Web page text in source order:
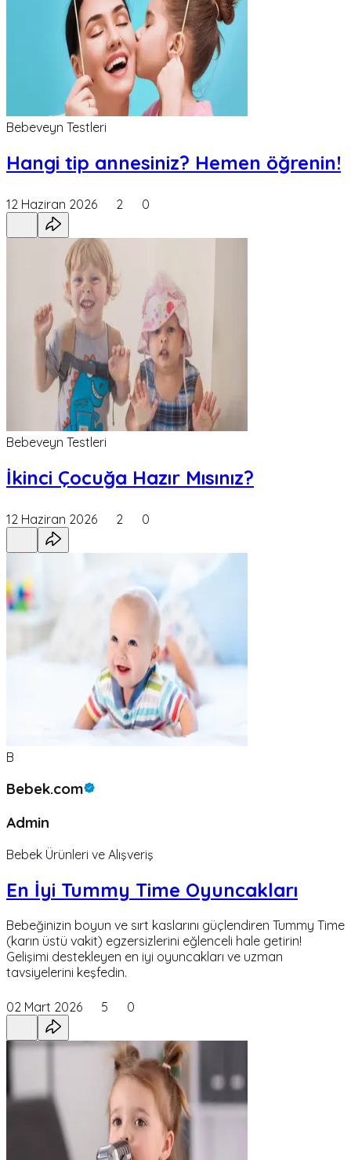
Bebeveyn Testleri
Hangi tip annesiniz? Hemen öğrenin!
12 Haziran 2026 2 0
Bebeveyn Testleri
İkinci Çocuğa Hazır Mısınız?
12 Haziran 2026 2 0
B
Bebek.com
Admin
Bebek Ürünleri ve Alışveriş
En İyi Tummy Time Oyuncakları
Bebeğinizin boyun ve sırt kaslarını güçlendiren Tummy Time
(karın üstü vakit) egzersizlerini eğlenceli hale getirin!
Gelişimi destekleyen en iyi oyuncakları ve uzman
tavsiyelerini keşfedin.
02 Mart 2026 5 0